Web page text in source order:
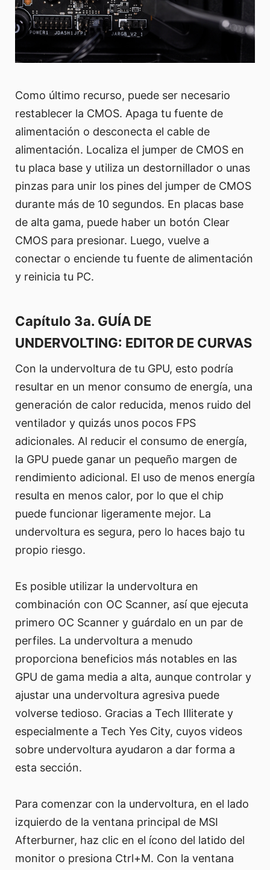
Como último recurso, puede ser necesario
restablecer la CMOS. Apaga tu fuente de
alimentación o desconecta el cable de
alimentación. Localiza el jumper de CMOS en
tu placa base y utiliza un destornillador o unas
pinzas para unir los pines del jumper de CMOS
durante más de 10 segundos. En placas base
de alta gama, puede haber un botón Clear
CMOS para presionar. Luego, vuelve a
conectar o enciende tu fuente de alimentación
y reinicia tu PC.
Capítulo 3a. GUÍA DE
UNDERVOLTING: EDITOR DE CURVAS
Con la undervoltura de tu GPU, esto podría
resultar en un menor consumo de energía, una
generación de calor reducida, menos ruido del
ventilador y quizás unos pocos FPS
adicionales. Al reducir el consumo de energía,
la GPU puede ganar un pequeño margen de
rendimiento adicional. El uso de menos energía
resulta en menos calor, por lo que el chip
puede funcionar ligeramente mejor. La
undervoltura es segura, pero lo haces bajo tu
propio riesgo.
Es posible utilizar la undervoltura en
combinación con OC Scanner, así que ejecuta
primero OC Scanner y guárdalo en un par de
perfiles. La undervoltura a menudo
proporciona beneficios más notables en las
GPU de gama media a alta, aunque controlar y
ajustar una undervoltura agresiva puede
volverse tedioso. Gracias a Tech Illiterate y
especialmente a Tech Yes City, cuyos videos
sobre undervoltura ayudaron a dar forma a
esta sección.
Para comenzar con la undervoltura, en el lado
izquierdo de la ventana principal de MSI
Afterburner, haz clic en el ícono del latido del
monitor o presiona Ctrl+M. Con la ventana